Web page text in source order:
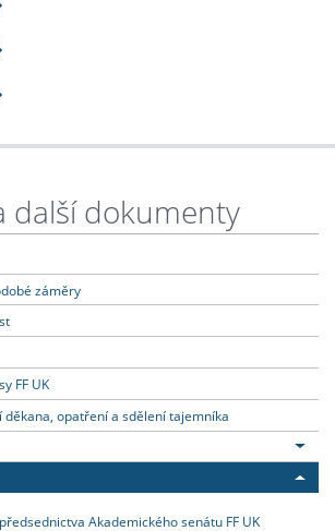
další dokumenty
záměry
FF UK
děkana, opatření a sdělení tajemníka
Akademického senátu FF UK